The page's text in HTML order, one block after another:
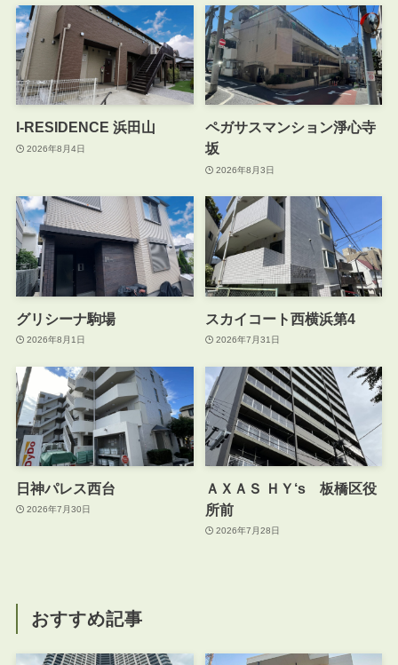
I-RESIDENCE 浜田山
2026年8月4日
ペガサスマンション淨心寺
坂
2026年8月3日
グリシーナ駒場
2026年8月1日
スカイコート西横浜第4
2026年7月31日
日神パレス西台
2026年7月30日
ＡＸＡＳ ＨＹ‘s 板橋区役
所前
2026年7月28日
おすすめ記事